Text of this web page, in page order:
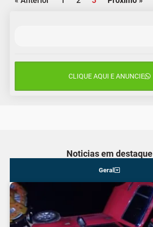
CLIQUE AQUI E ANUNCIE
Noticias em destaque
Geral